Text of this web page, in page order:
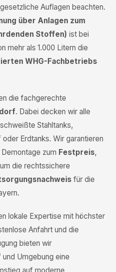
Auflagen beachten.
über Anlagen zum
Stoffen) ist bei
mehr als 1.000 Litern die
WHG-Fachbetriebs
die fachgerechte
. Dabei decken wir alle
Stahltanks,
Erdtanks. Wir garantieren
zum Festpreis,
die rechtssichere
für die
lokale Expertise mit höchster
Anfahrt und die
bieten wir
Umgebung eine